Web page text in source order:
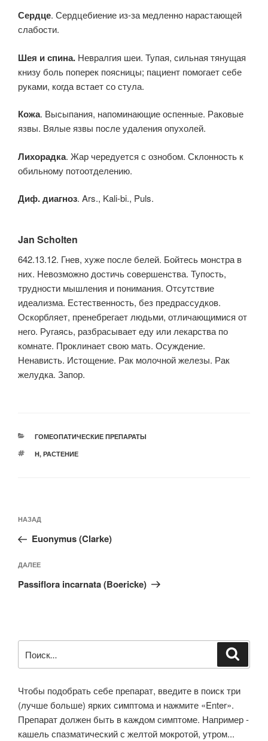
Сердце. Сердцебиение из-за медленно нарастающей
слабости.
Шея и спина. Невралгия шеи. Тупая, сильная тянущая
книзу боль поперек поясницы; пациент помогает себе
руками, когда встает со стула.
Кожа. Высыпания, напоминающие оспенные. Раковые
язвы. Вялые язвы после удаления опухолей.
Лихорадка. Жар чередуется с ознобом. Склонность к
обильному потоотделению.
Диф. диагноз. Ars., Kali-bi., Puls.
Jan Scholten
642.13.12. Гнев, хуже после белей. Бойтесь монстра в
них. Невозможно достичь совершенства. Тупость,
трудности мышления и понимания. Отсутствие
идеализма. Естественность, без предрассудков.
Оскорбляет, пренебрегает людьми, отличающимися от
него. Ругаясь, разбрасывает еду или лекарства по
комнате. Проклинает свою мать. Осуждение.
Ненависть. Истощение. Рак молочной железы. Рак
желудка. Запор.
РУБРИКИ
ГОМЕОПАТИЧЕСКИЕ ПРЕПАРАТЫ
МЕТКИ
H, РАСТЕНИЕ
по
записям
Предыдущая
запись:
НАЗАД
Euonymus (Clarke)
Следующая
запись
ДАЛЕЕ
Passiflora incarnata (Boericke)
Чтобы подобрать себе препарат, введите в поиск три
(лучше больше) ярких симптома и нажмите «Enter».
Препарат должен быть в каждом симптоме. Например -
кашель спазматический с желтой мокротой, утром...